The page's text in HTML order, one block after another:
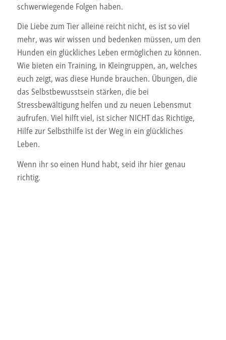
schwerwiegende Folgen haben.
Die Liebe zum Tier alleine reicht nicht, es ist so viel
mehr, was wir wissen und bedenken müssen, um den
Hunden ein glückliches Leben ermöglichen zu können.
Wie bieten ein Training, in Kleingruppen, an, welches
euch zeigt, was diese Hunde brauchen. Übungen, die
das Selbstbewusstsein stärken, die bei
Stressbewältigung helfen und zu neuen Lebensmut
aufrufen. Viel hilft viel, ist sicher NICHT das Richtige,
Hilfe zur Selbsthilfe ist der Weg in ein glückliches
Leben.
Wenn ihr so einen Hund habt, seid ihr hier genau
richtig.